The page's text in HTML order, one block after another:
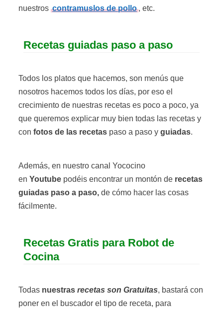
nuestros contramuslos de pollo , etc.
Recetas guiadas paso a paso
Todos los platos que hacemos, son menús que
nosotros hacemos todos los días, por eso el
crecimiento de nuestras recetas es poco a poco, ya
que queremos explicar muy bien todas las recetas y
con fotos de las recetas paso a paso y guiadas.
Además, en nuestro canal Yococino
en Youtube podéis encontrar un montón de recetas
guiadas paso a paso, de cómo hacer las cosas
fácilmente.
Recetas Gratis para Robot de
Cocina
Todas nuestras recetas son Gratuitas, bastará con
poner en el buscador el tipo de receta, para